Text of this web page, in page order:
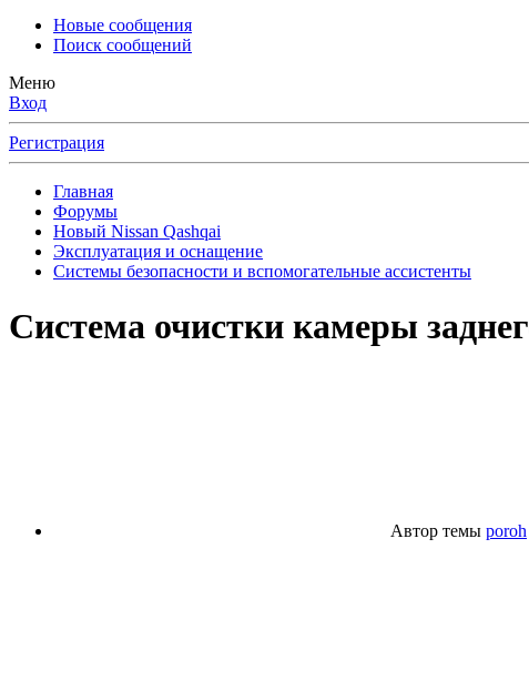
Новые сообщения
Поиск сообщений
Меню
Вход
Регистрация
Главная
Форумы
Новый Nissan Qashqai
Эксплуатация и оснащение
Системы безопасности и вспомогательные ассистенты
Система очистки камеры
Автор темы poroh